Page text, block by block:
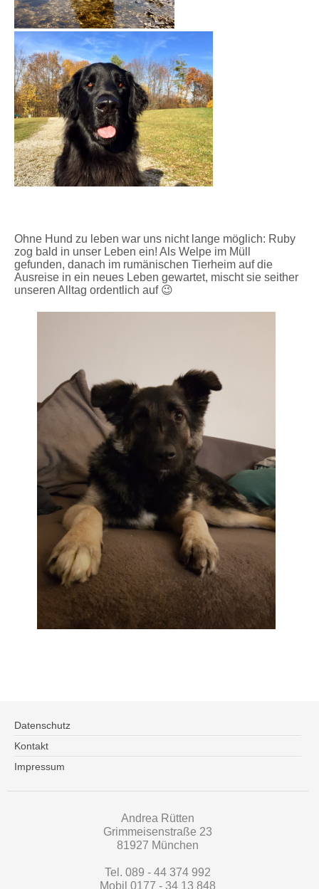
Ohne Hund zu leben war uns nicht lange möglich: Ruby
zog bald in unser Leben ein! Als Welpe im Müll
gefunden, danach im rumänischen Tierheim auf die
Ausreise in ein neues Leben gewartet, mischt sie seither
unseren Alltag ordentlich auf 😉
Datenschutz
Kontakt
Impressum
Andrea Rütten
Grimmeisenstraße 23
81927 München
Tel. 089 - 44 374 992
Mobil 0177 - 34 13 848